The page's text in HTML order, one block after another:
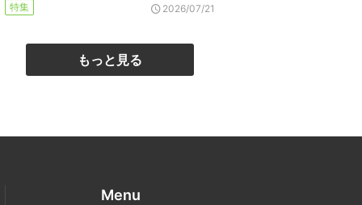
特集 2026/07/21
もっと見る
Menu